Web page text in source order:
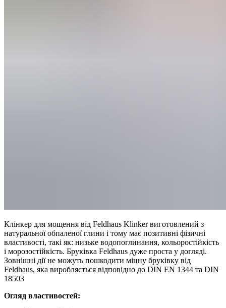
Клінкер для мощення від Feldhaus Klinker виготовлений з
натуральної обпаленої глини і тому має позитивні фізичні
властивості, такі як: низьке водопоглинання, кольоростійкість
і морозостійкість. Бруківка Feldhaus дуже проста у догляді.
Зовнішні дії не можуть пошкодити міцну бруківку від
Feldhaus, яка виробляється відповідно до DIN EN 1344 та DIN
18503
Огляд властивостей: